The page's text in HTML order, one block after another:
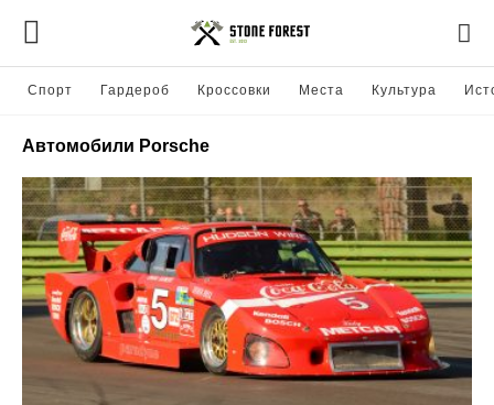
Спорт Гардероб Кроссовки Места Культура
Автомобили Porsche